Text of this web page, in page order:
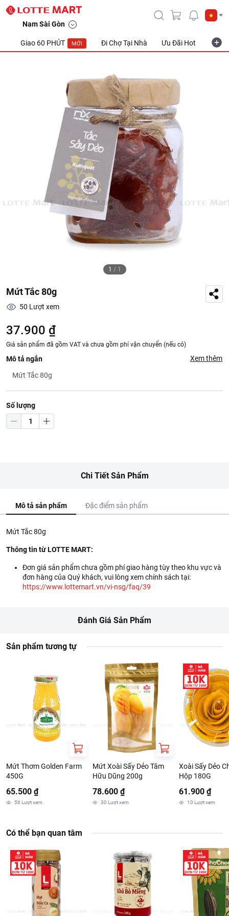
Nam Sài Gòn
Giao 60 PHÚT MỚI Đi Chợ Tại Nhà Ưu Đãi Hot
1 / 1
Mứt Tắc 80g
50 Lượt xem
37.900 ₫
Giá sản phẩm đã gồm VAT và chưa gồm phí vận chuyển (nếu có)
Mô tả ngắn Xem thêm
Mứt Tắc 80g
Số lượng
Chi Tiết Sản Phẩm
Mô tả sản phẩm Đặc điểm sản phẩm
Mứt Tắc 80g
Thông tin từ LOTTE MART:
Đơn giá sản phẩm chưa gồm phí giao hàng tùy theo khu vực và
đơn hàng của Quý khách, vui lòng xem chính sách tại:
https://www.lottemart.vn/vi-nsg/faq/39
Đánh Giá Sản Phẩm
Sản phẩm tương tự
Mứt Thơm Golden Farm
450G
65.500 ₫
56 Lượt xem
Mứt Xoài Sấy Dẻo Tâm
Hữu Dũng 200g
78.600 ₫
30 Lượt xem
Xoài Sấy Dẻo
Hộp 180G
61.900 ₫
10 Lượt xem
Có thể bạn quan tâm